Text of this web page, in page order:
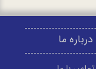
درباره ما